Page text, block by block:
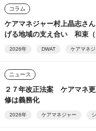
コラム
ケアマネジャー村上晶志さ
げる地域の支え合い 和束
を土台に
2026年 DWAT ケアマネジ
ニュース
２７年改正法案 ケアマネ
修は義務化
2026年 ケアマネジャー